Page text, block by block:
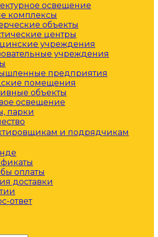
освещение
комплексы
объекты
центры
учреждения
учреждения
предприятия
помещения
объекты
освещение
парки
и подрядчикам
оплаты
доставки
ответ